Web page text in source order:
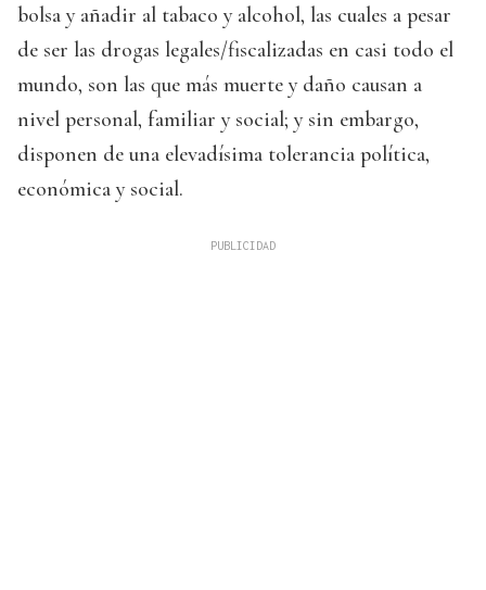
bolsa y añadir al tabaco y alcohol, las cuales a pesar
de ser las drogas legales/fiscalizadas en casi todo el
mundo, son las que más muerte y daño causan a
nivel personal, familiar y social; y sin embargo,
disponen de una elevadísima tolerancia política,
económica y social.